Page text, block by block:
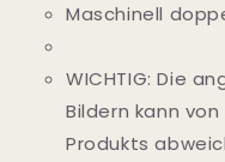
Maschinell
WICHTIG: Die
Bildern kann
Produkts